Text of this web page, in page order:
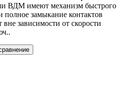
ВДМ имеют механизм быстрого
полное замыкание контактов
зависимости от скорости